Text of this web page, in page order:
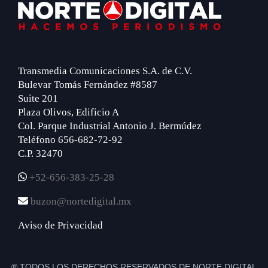
Footer
Transmedia Comunicaciones S.A. de C.V.
Bulevar Tomás Fernández #8587
Suite 201
Plaza Olivos, Edificio A
Col. Parque Industrial Antonio J. Bermúdez
Teléfono 656-682-72-92
C.P. 32470
+52-656-383-25-28
buzon@nortedigital.mx
Aviso de Privacidad